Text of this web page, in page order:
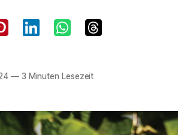
—3 Minuten Lesezeit